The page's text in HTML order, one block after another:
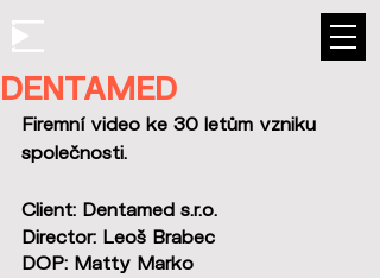
DENTAMED
Firemní video ke 30 letům vzniku
společnosti.
Client: Dentamed s.r.o.
Director: Leoš Brabec
DOP: Matty Marko